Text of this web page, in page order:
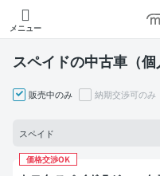
メニュー
スペイドの中古車（
販売中のみ 納期交渉可のみ
スペイド
価格交渉OK